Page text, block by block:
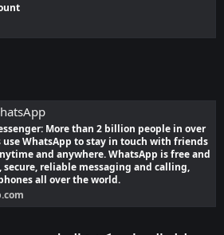
More than 2 billion people in over
use WhatsApp to stay in touch with friends
and anywhere. WhatsApp is free and
secure, reliable messaging and calling,
all over the world.